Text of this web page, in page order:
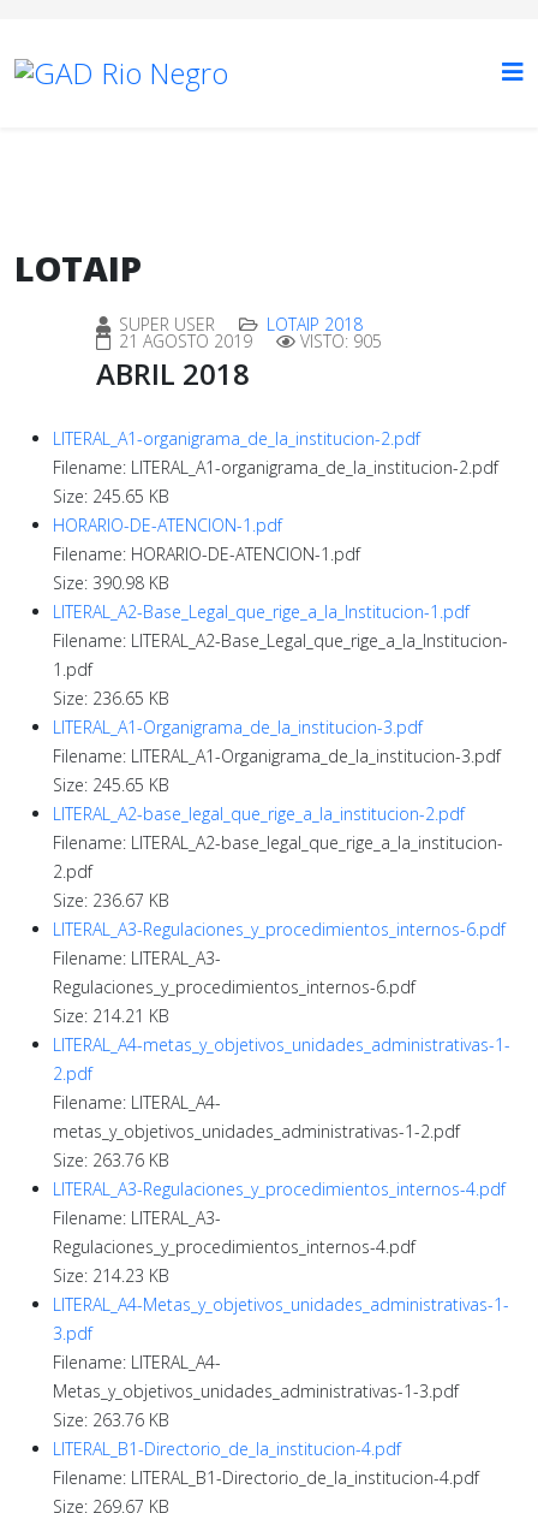
LOTAIP
SUPER USER LOTAIP 2018
21 AGOSTO 2019 VISTO: 905
ABRIL 2018
LITERAL_A1-organigrama_de_la_institucion-2.pdf
Filename: LITERAL_A1-organigrama_de_la_institucion-2.pdf
Size: 245.65 KB
HORARIO-DE-ATENCION-1.pdf
Filename: HORARIO-DE-ATENCION-1.pdf
Size: 390.98 KB
LITERAL_A2-Base_Legal_que_rige_a_la_Institucion-1.pdf
Filename: LITERAL_A2-Base_Legal_que_rige_a_la_Institucion-
1.pdf
Size: 236.65 KB
LITERAL_A1-Organigrama_de_la_institucion-3.pdf
Filename: LITERAL_A1-Organigrama_de_la_institucion-3.pdf
Size: 245.65 KB
LITERAL_A2-base_legal_que_rige_a_la_institucion-2.pdf
Filename: LITERAL_A2-base_legal_que_rige_a_la_institucion-
2.pdf
Size: 236.67 KB
LITERAL_A3-Regulaciones_y_procedimientos_internos-6.pdf
Filename: LITERAL_A3-
Regulaciones_y_procedimientos_internos-6.pdf
Size: 214.21 KB
LITERAL_A4-metas_y_objetivos_unidades_administrativas-1-
2.pdf
Filename: LITERAL_A4-
metas_y_objetivos_unidades_administrativas-1-2.pdf
Size: 263.76 KB
LITERAL_A3-Regulaciones_y_procedimientos_internos-4.pdf
Filename: LITERAL_A3-
Regulaciones_y_procedimientos_internos-4.pdf
Size: 214.23 KB
LITERAL_A4-Metas_y_objetivos_unidades_administrativas-1-
3.pdf
Filename: LITERAL_A4-
Metas_y_objetivos_unidades_administrativas-1-3.pdf
Size: 263.76 KB
LITERAL_B1-Directorio_de_la_institucion-4.pdf
Filename: LITERAL_B1-Directorio_de_la_institucion-4.pdf
Size: 269.67 KB